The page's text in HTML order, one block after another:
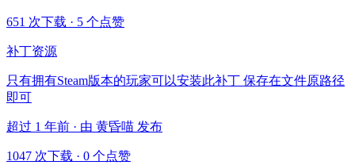
651 次下载 · 5 个点赞
补丁资源
只有拥有Steam版本的玩家可以安装此补丁 保存在文件原路径
即可
超过 1 年前 · 由 黄昏喵 发布
1047 次下载 · 0 个点赞